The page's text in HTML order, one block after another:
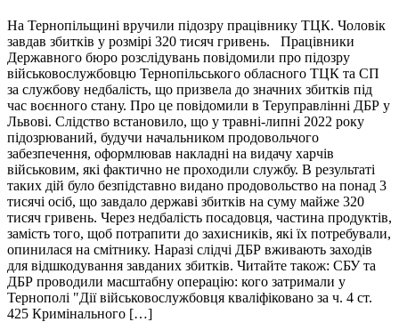
На Тернопільщині вручили підозру працівнику ТЦК. Чоловік
завдав збитків у розмірі 320 тисяч гривень. Працівники
Державного бюро розслідувань повідомили про підозру
військовослужбовцю Тернопільського обласного ТЦК та СП
за службову недбалість, що призвела до значних збитків під
час воєнного стану. Про це повідомили в Теруправлінні ДБР у
Львові. Слідство встановило, що у травні-липні 2022 року
підозрюваний, будучи начальником продовольчого
забезпечення, оформлював накладні на видачу харчів
військовим, які фактично не проходили службу. В результаті
таких дій було безпідставно видано продовольство на понад 3
тисячі осіб, що завдало державі збитків на суму майже 320
тисяч гривень. Через недбалість посадовця, частина продуктів,
замість того, щоб потрапити до захисників, які їх потребували,
опинилася на смітнику. Наразі слідчі ДБР вживають заходів
для відшкодування завданих збитків. Читайте також: СБУ та
ДБР проводили масштабну операцію: кого затримали у
Тернополі "Дії військовослужбовця кваліфіковано за ч. 4 ст.
425 Кримінального […]